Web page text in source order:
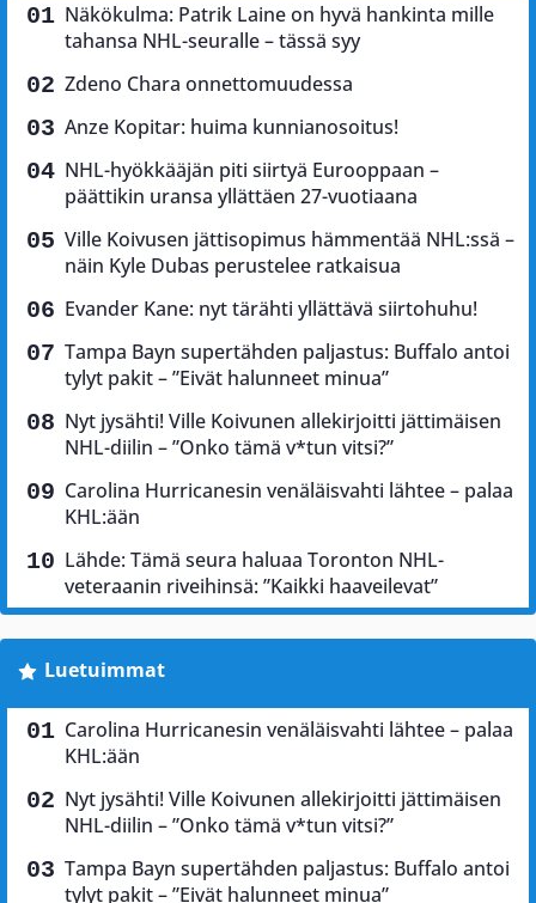
Näkökulma: Patrik Laine on hyvä hankinta mille
tahansa NHL-seuralle – tässä syy
Zdeno Chara onnettomuudessa
Anze Kopitar: huima kunnianosoitus!
NHL-hyökkääjän piti siirtyä Eurooppaan –
päättikin uransa yllättäen 27-vuotiaana
Ville Koivusen jättisopimus hämmentää NHL:ssä –
näin Kyle Dubas perustelee ratkaisua
Evander Kane: nyt tärähti yllättävä siirtohuhu!
Tampa Bayn supertähden paljastus: Buffalo antoi
tylyt pakit – ”Eivät halunneet minua”
Nyt jysähti! Ville Koivunen allekirjoitti jättimäisen
NHL-diilin – ”Onko tämä v*tun vitsi?”
Carolina Hurricanesin venäläisvahti lähtee – palaa
KHL:ään
Lähde: Tämä seura haluaa Toronton NHL-
veteraanin riveihinsä: ”Kaikki haaveilevat”
Luetuimmat
Carolina Hurricanesin venäläisvahti lähtee – palaa
KHL:ään
Nyt jysähti! Ville Koivunen allekirjoitti jättimäisen
NHL-diilin – ”Onko tämä v*tun vitsi?”
Tampa Bayn supertähden paljastus: Buffalo antoi
tylyt pakit – ”Eivät halunneet minua”